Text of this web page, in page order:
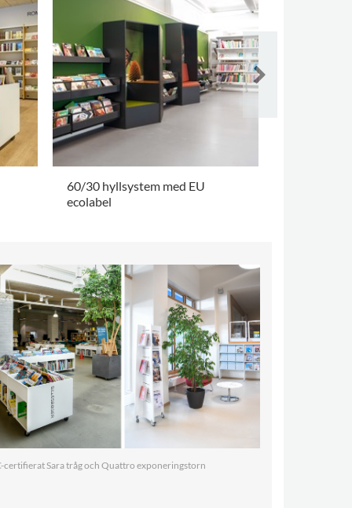
60/30 hyllsystem med EU
ecolabel
certifierat Sara tråg och Quattro exponeringstorn